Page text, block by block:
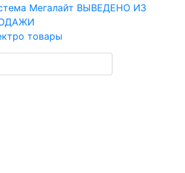
Мегалайт ВЫВЕДЕНО ИЗ
товары